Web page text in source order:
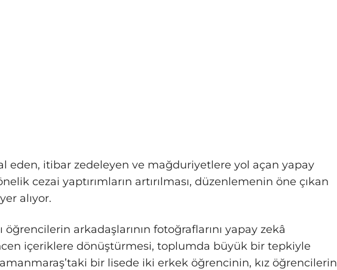
eden, itibar zedeleyen ve mağduriyetlere yol açan yapay
cezai yaptırımların artırılması, düzenlemenin öne çıkan
alıyor.
öğrencilerin arkadaşlarının fotoğraflarını yapay zekâ
içeriklere dönüştürmesi, toplumda büyük bir tepkiyle
bir lisede iki erkek öğrencinin, kız öğrencilerin